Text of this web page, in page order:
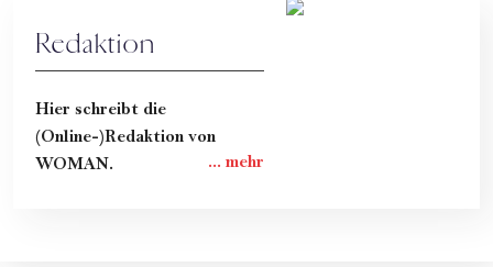
Redaktion
Hier schreibt die
(Online-)Redaktion von
WOMAN.